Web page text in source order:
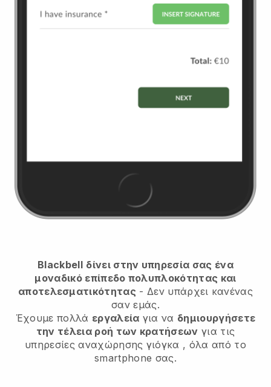
Blackbell δίνει στην υπηρεσία σας ένα
μοναδικό επίπεδο πολυπλοκότητας και
αποτελεσματικότητας - Δεν υπάρχει κανένας
σαν εμάς.
Έχουμε πολλά εργαλεία για να δημιουργήσετε
την τέλεια ροή των κρατήσεων για τις
υπηρεσίες αναχώρησης γιόγκα , όλα από το
smartphone σας.